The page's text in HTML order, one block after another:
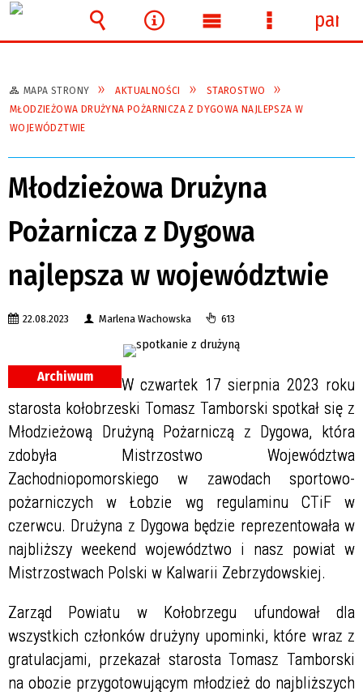
MAPA STRONY AKTUALNOŚCI
STAROSTWO
MŁODZIEŻOWA DRUŻYNA POŻARNICZA Z DYGOWA NAJLEPSZA W
WOJEWÓDZTWIE
Młodzieżowa Drużyna
Pożarnicza z Dygowa
najlepsza w województwie
22.08.2023 Marlena Wachowska 613
Archiwum
W czwartek 17 sierpnia 2023 roku
starosta kołobrzeski Tomasz Tamborski spotkał się z
Młodzieżową Drużyną Pożarniczą z Dygowa, która
zdobyła Mistrzostwo Województwa
Zachodniopomorskiego w zawodach sportowo-
pożarniczych w Łobzie wg regulaminu CTiF w
czerwcu. Drużyna z Dygowa będzie reprezentowała w
najbliższy weekend województwo i nasz powiat w
Mistrzostwach Polski w Kalwarii Zebrzydowskiej.
Zarząd Powiatu w Kołobrzegu ufundował dla
wszystkich członków drużyny upominki, które wraz z
gratulacjami, przekazał starosta Tomasz Tamborski
na obozie przygotowującym młodzież do najbliższych
Wyszukiwarka
NarzędziaMenu Menu
panel